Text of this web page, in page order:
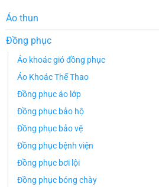
Áo thun
Đồng phục
Áo khoác gió đồng phục
Áo Khoác Thể Thao
Đồng phục áo lớp
Đồng phục bảo hộ
Đồng phục bảo vệ
Đồng phục bệnh viện
Đồng phục bơi lội
Đồng phục bóng chày